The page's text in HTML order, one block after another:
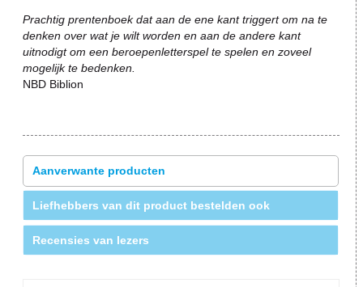
Prachtig prentenboek dat aan de ene kant triggert om na te
denken over wat je wilt worden en aan de andere kant
uitnodigt om een beroepenletterspel te spelen en zoveel
mogelijk te bedenken.
NBD Biblion
Aanverwante producten
Liefhebbers van dit product bestelden ook
Recensies van lezers